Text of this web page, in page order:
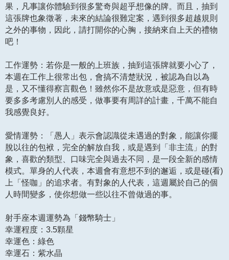
果，凡事讓你體驗到很多驚奇與超乎想像的牌。而且，抽到
這張牌也象徵著，未來的結論很難定案，遇到很多超越規則
之外的事物，因此，請打開你的心胸，接納來自上天的禮物
吧！
工作運勢：若你是一般的上班族，抽到這張牌就要小心了，
本週在工作上很常出包，會搞不清楚狀況，被認為自以為
是，又不懂得察言觀色！雖然你不是故意或是惡意，但有時
要多多考慮別人的感受，做事要有周詳的計畫，千萬不能自
我感覺良好。
愛情運勢：「愚人」表示會認識從未遇過的對象，能讓你擺
脫以往的包袱，完全的解放自我，或是遇到「非主流」的對
象，喜歡的類型、口味完全與過去不同，是一段全新的感情
模式。單身的人代表，本週會有意想不到的邂逅，或是碰(看)
上「怪咖」的追求者。有對象的人代表，這週屬於自己的個
人時間變多，使你想做一些以往不曾做過的事。
射手座本週運勢為「錢幣騎士」
幸運程度：3.5顆星
幸運色：綠色
幸運石：紫水晶